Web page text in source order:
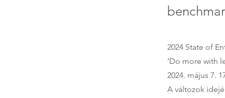
2024 State of
‘Do more with
2024. május 7.
A változok